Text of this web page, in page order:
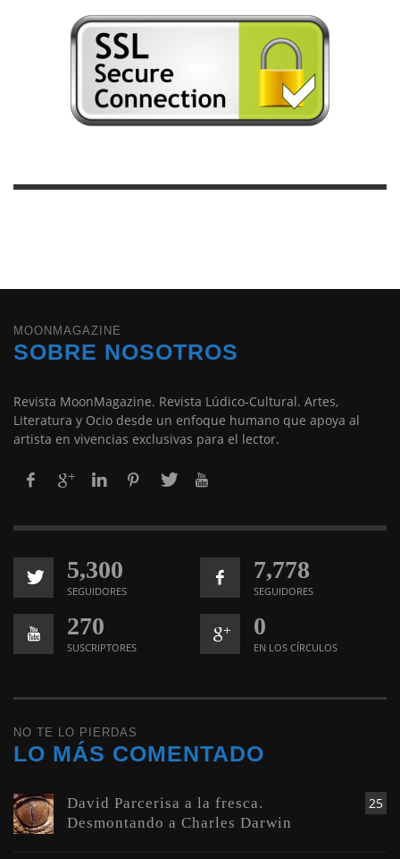
MOONMAGAZINE
SOBRE NOSOTROS
Revista MoonMagazine. Revista Lúdico-Cultural. Artes,
Literatura y Ocio desde un enfoque humano que apoya al
artista en vivencias exclusivas para el lector.
5,300
SEGUIDORES
7,778
SEGUIDORES
270
SUSCRIPTORES
0
EN LOS CÍRCULOS
NO TE LO PIERDAS
LO MÁS COMENTADO
25
David Parcerisa a la fresca.
Desmontando a Charles Darwin